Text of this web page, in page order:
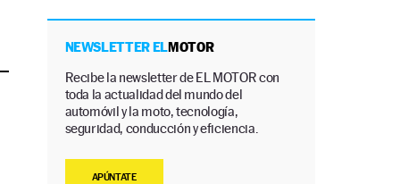
NEWSLETTER ELMOTOR
Recibe la newsletter de EL MOTOR con
toda la actualidad del mundo del
automóvil y la moto, tecnología,
seguridad, conducción y eficiencia.
APÚNTATE